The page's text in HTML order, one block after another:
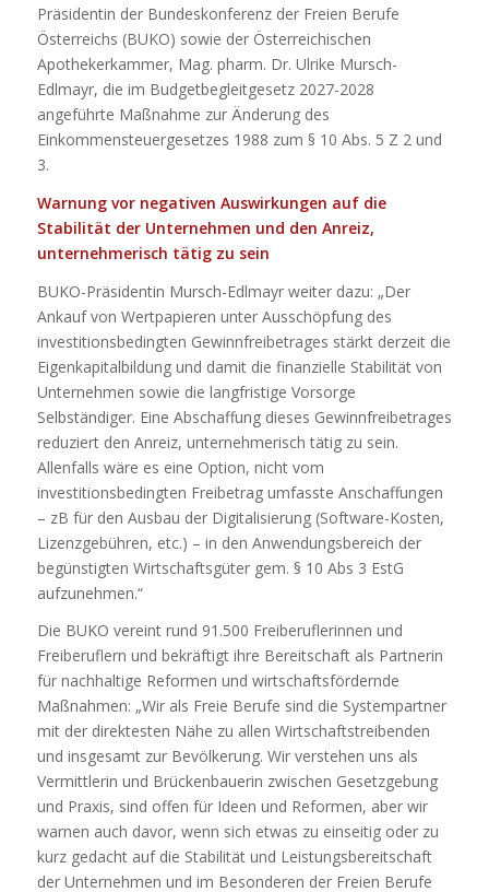
Präsidentin der Bundeskonferenz der Freien Berufe
Österreichs (BUKO) sowie der Österreichischen
Apothekerkammer, Mag. pharm. Dr. Ulrike Mursch-
Edlmayr, die im Budgetbegleitgesetz 2027-2028
angeführte Maßnahme zur Änderung des
Einkommensteuergesetzes 1988 zum § 10 Abs. 5 Z 2 und
3.
Warnung vor negativen Auswirkungen auf die
Stabilität der Unternehmen und den Anreiz,
unternehmerisch tätig zu sein
BUKO-Präsidentin Mursch-Edlmayr weiter dazu: „Der
Ankauf von Wertpapieren unter Ausschöpfung des
investitionsbedingten Gewinnfreibetrages stärkt derzeit die
Eigenkapitalbildung und damit die finanzielle Stabilität von
Unternehmen sowie die langfristige Vorsorge
Selbständiger. Eine Abschaffung dieses Gewinnfreibetrages
reduziert den Anreiz, unternehmerisch tätig zu sein.
Allenfalls wäre es eine Option, nicht vom
investitionsbedingten Freibetrag umfasste Anschaffungen
– zB für den Ausbau der Digitalisierung (Software-Kosten,
Lizenzgebühren, etc.) – in den Anwendungsbereich der
begünstigten Wirtschaftsgüter gem. § 10 Abs 3 EstG
aufzunehmen.“
Die BUKO vereint rund 91.500 Freiberuflerinnen und
Freiberuflern und bekräftigt ihre Bereitschaft als Partnerin
für nachhaltige Reformen und wirtschaftsfördernde
Maßnahmen: „Wir als Freie Berufe sind die Systempartner
mit der direktesten Nähe zu allen Wirtschaftstreibenden
und insgesamt zur Bevölkerung. Wir verstehen uns als
Vermittlerin und Brückenbauerin zwischen Gesetzgebung
und Praxis, sind offen für Ideen und Reformen, aber wir
warnen auch davor, wenn sich etwas zu einseitig oder zu
kurz gedacht auf die Stabilität und Leistungsbereitschaft
der Unternehmen und im Besonderen der Freien Berufe